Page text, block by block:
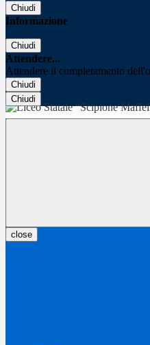
Chiudi
Informazione
Chiudi
Attendere...
Attendere il completamento
Chiudi
Chiudi
close